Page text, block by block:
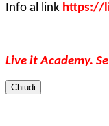
Info al link https://
Live it Academy.
Chiudi